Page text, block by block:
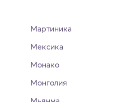
Мартиника
Мексика
Монако
Монголия